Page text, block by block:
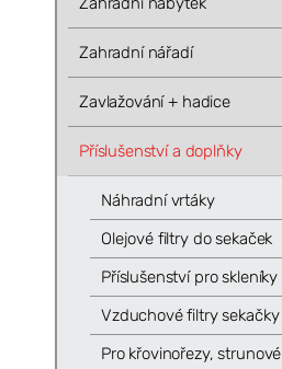
Zahradní nářadí
Zavlažování + hadice
Příslušenství a doplňky
Náhradní vrtáky
Olejové filtry do sekaček
Příslušenství pro skleníky
Vzduchové filtry sekačky
Pro křovinořezy, strunové